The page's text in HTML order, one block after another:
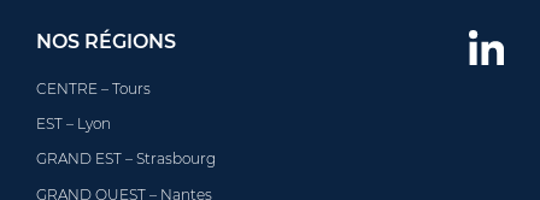
NOS RÉGIONS
CENTRE – Tours
EST – Lyon
GRAND EST – Strasbourg
GRAND OUEST – Nantes